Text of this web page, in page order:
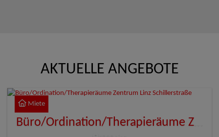
AKTUELLE ANGEBOTE
Miete